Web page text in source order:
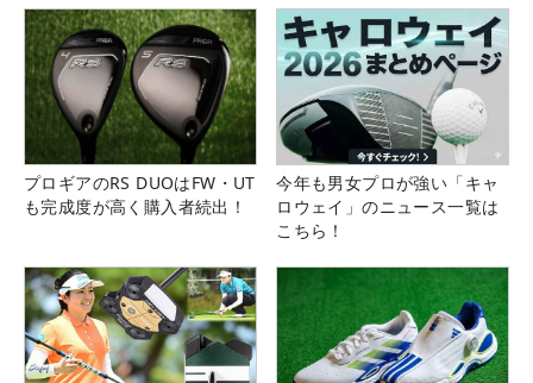
プロギアのRS DUOはFW・UT
も完成度が高く購入者続出！
今年も男女プロが強い「キャ
ロウェイ」のニュース一覧は
こちら！